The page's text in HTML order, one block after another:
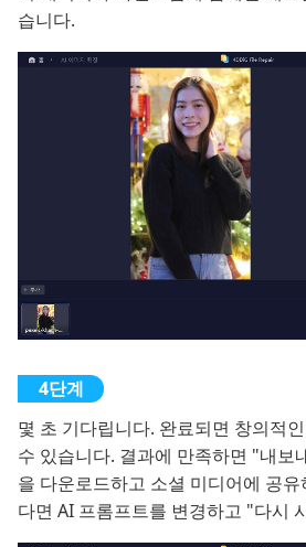
습니다.
몇 초 기다립니다. 완료되면 창의적
수 있습니다. 결과에 만족하면 "내보
을 다운로드하고 소셜 미디어에 공
다면 AI 프롬프트를 변경하고 "다시